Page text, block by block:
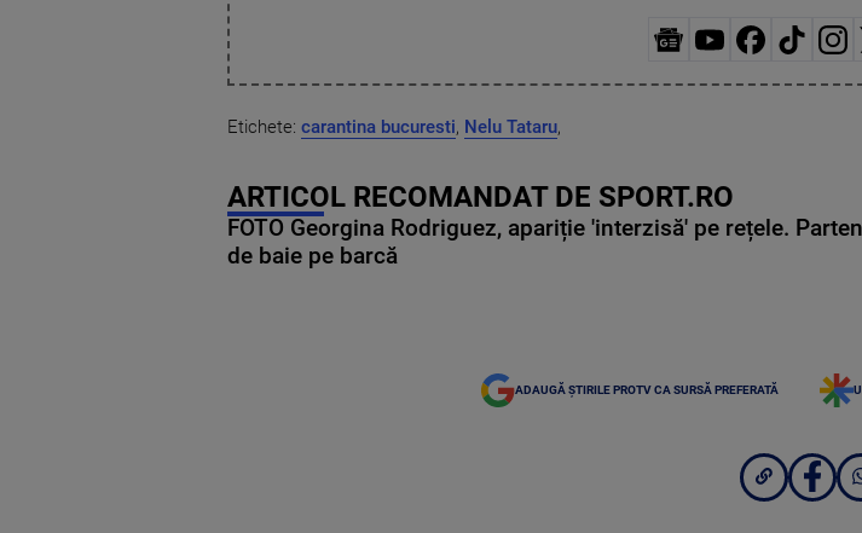
Etichete: carantina bucuresti, Nelu Tataru,
ARTICOL RECOMANDAT DE SPORT.RO
FOTO Georgina Rodriguez, apariție 'interzisă' pe rețele.
de baie pe barcă
ADAUGĂ ȘTIRILE PROTV CA SURSĂ PREFERATĂ